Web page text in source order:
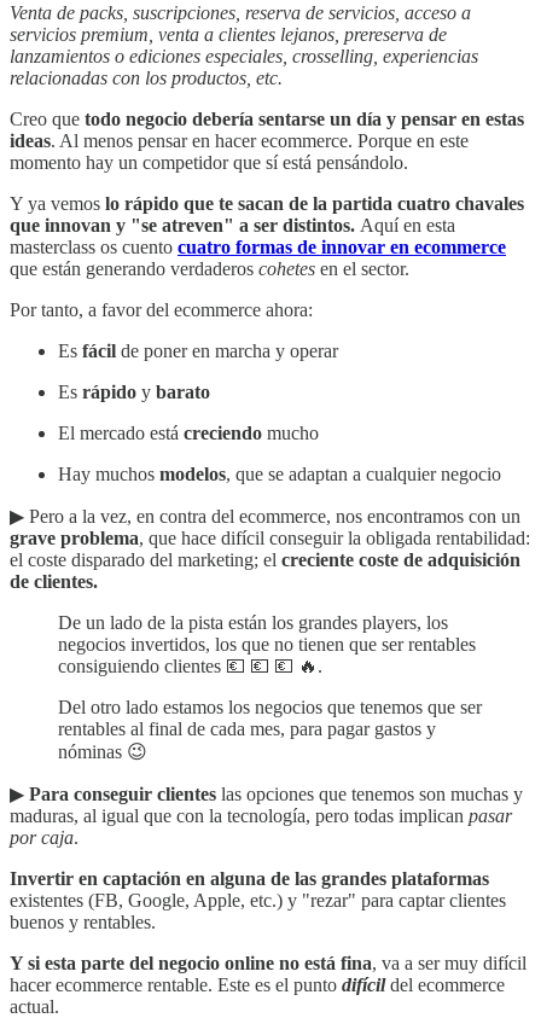
Venta de packs, suscripciones, reserva de servicios, acceso a
servicios premium, venta a clientes lejanos, prereserva de
lanzamientos o ediciones especiales, crosselling, experiencias
relacionadas con los productos, etc.
Creo que todo negocio debería sentarse un día y pensar en estas
ideas. Al menos pensar en hacer ecommerce. Porque en este
momento hay un competidor que sí está pensándolo.
Y ya vemos lo rápido que te sacan de la partida cuatro chavales
que innovan y "se atreven" a ser distintos. Aquí en esta
masterclass os cuento cuatro formas de innovar en ecommerce
que están generando verdaderos cohetes en el sector.
Por tanto, a favor del ecommerce ahora:
Es fácil de poner en marcha y operar
Es rápido y barato
El mercado está creciendo mucho
Hay muchos modelos, que se adaptan a cualquier negocio
▶︎ Pero a la vez, en contra del ecommerce, nos encontramos con un
grave problema, que hace difícil conseguir la obligada rentabilidad:
el coste disparado del marketing; el creciente coste de adquisición
de clientes.
De un lado de la pista están los grandes players, los
negocios invertidos, los que no tienen que ser rentables
consiguiendo clientes 💶 💶 💶 🔥.
Del otro lado estamos los negocios que tenemos que ser
rentables al final de cada mes, para pagar gastos y
nóminas 😉
▶︎ Para conseguir clientes las opciones que tenemos son muchas y
maduras, al igual que con la tecnología, pero todas implican pasar
por caja.
Invertir en captación en alguna de las grandes plataformas
existentes (FB, Google, Apple, etc.) y "rezar" para captar clientes
buenos y rentables.
Y si esta parte del negocio online no está fina, va a ser muy difícil
hacer ecommerce rentable. Este es el punto difícildel ecommerce
actual.